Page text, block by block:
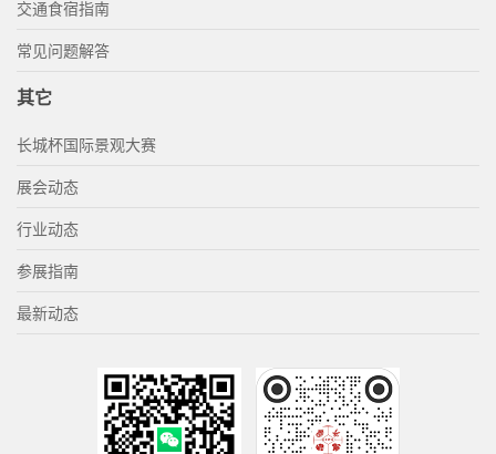
交通食宿指南
常见问题解答
其它
长城杯国际景观大赛
展会动态
行业动态
参展指南
最新动态